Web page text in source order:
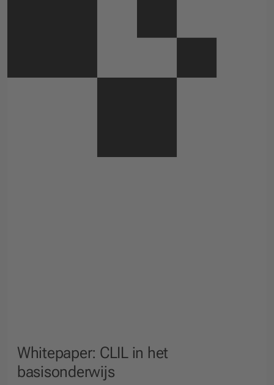
Whitepaper: CLIL in het
basisonderwijs